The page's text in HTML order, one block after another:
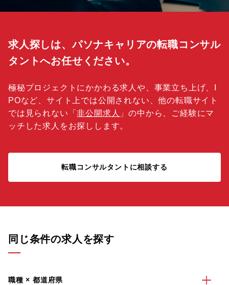
求人探しは、パソナキャリアの転職コンサル
タントへお任せください。
極秘プロジェクトにかかわる求人や、事業立ち上げ、I
POなど、サイト上では公開されない、他の転職サイト
では見られない「非公開求人 」の中から、ご経験にマ
ッチした求人をお探しします。
転職コンサルタントに相談する
同じ条件の求人を探す
職種 × 都道府県